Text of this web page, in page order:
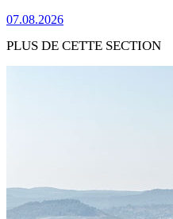
07.08.2026
PLUS DE CETTE SECTION